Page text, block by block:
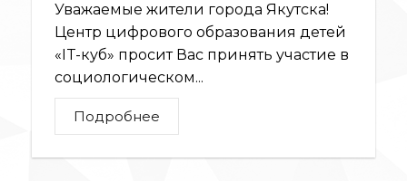
Уважаемые жители города Якутска!
Центр цифрового образования детей
«IT-куб» просит Вас принять участие в
социологическом...
Подробнее